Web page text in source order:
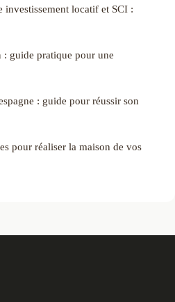
investissement locatif et SCI :
: guide pratique pour une
: guide pour réussir son
pour réaliser la maison de vos